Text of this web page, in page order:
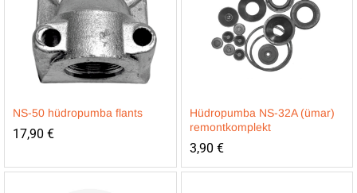
NS-50 hüdropumba flants
17,90 €
Hüdropumba NS-32A (ümar)
remontkomplekt
3,90 €